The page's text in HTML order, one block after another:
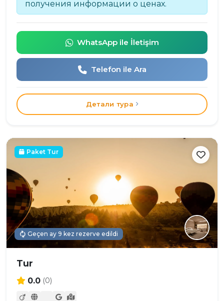
получения информации о ценах.
WhatsApp ile İletişim
Telefon ile Ara
Детали тура
Paket Tur
Geçen ay 9 kez rezerve edildi
Tur
0.0 (0)